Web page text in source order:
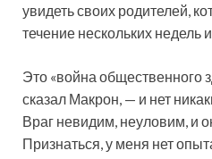
увидеть своих родителей,
течение нескольких недель
Это «война общественного
сказал Макрон, — и нет
Враг невидим, неуловим, и
Признаться, у меня нет